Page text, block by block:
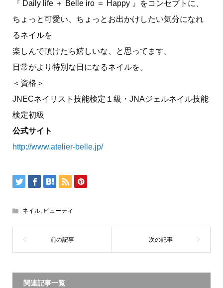
『 Daily life ＋ Belle iro ＝ Happy 』をコンセプトに、
ちょっと可愛い、ちょっとお出かけしたい気分になれ
るネイルを
楽しんで頂けたら嬉しいな、と思ってます。
日常がより特別な日になるネイルを。
＜資格＞
JNECネイリスト技能検定１級・JNAジェルネイル技能
検定初級
公式サイト
http://www.atelier-belle.jp/
ネイル, ビューティ
関連記事一覧